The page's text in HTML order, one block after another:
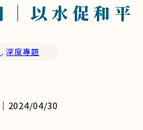
｜以水促和平
,深度專題
2024/04/30